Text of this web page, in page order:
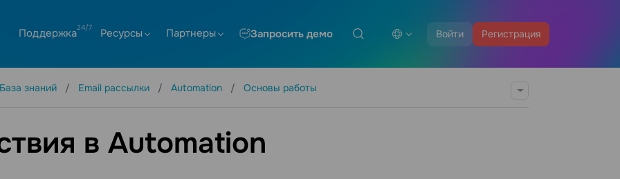
Войти Регистрация
Поддержка Ресурсы Партнеры Запросить демо
База знаний Email рассылки Automation Основы работы
в Automation